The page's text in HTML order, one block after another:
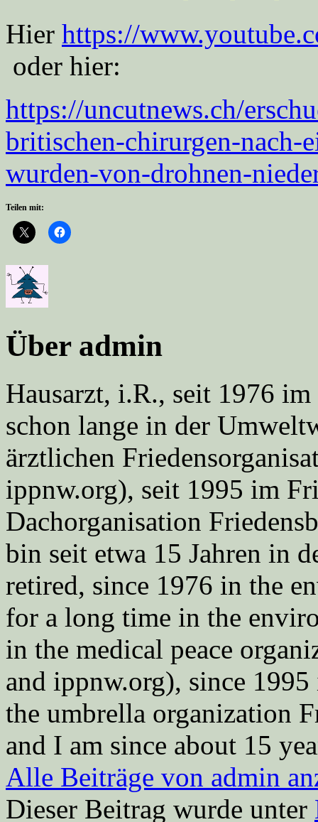
Hier https://
oder hier:
https://uncutnews.ch/
britischen-chirurgen-nach-
wurden-von-drohnen-
Teilen mit:
Über admin
Hausarzt, i.R., seit 1976
schon lange in der
ärztlichen
ippnw.org), seit 1995 im
Dachorganisation
bin seit etwa 15 Jahren in
retired, since 1976 in the
for a long time in the
in the medical peace
and ippnw.org), since
the umbrella organization
and I am since about 15
Alle Beiträge von admin
Dieser Beitrag wurde unter